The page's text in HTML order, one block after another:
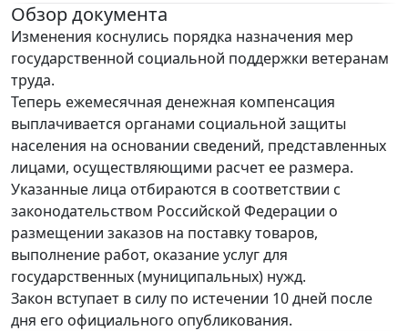
Обзор документа
Изменения коснулись порядка назначения мер
государственной социальной поддержки ветеранам
труда.
Теперь ежемесячная денежная компенсация
выплачивается органами социальной защиты
населения на основании сведений, представленных
лицами, осуществляющими расчет ее размера.
Указанные лица отбираются в соответствии с
законодательством Российской Федерации о
размещении заказов на поставку товаров,
выполнение работ, оказание услуг для
государственных (муниципальных) нужд.
Закон вступает в силу по истечении 10 дней после
дня его официального опубликования.